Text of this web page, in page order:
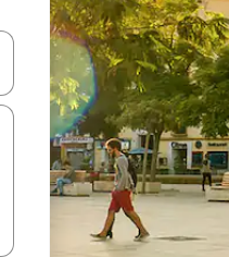
usando las teclas de las